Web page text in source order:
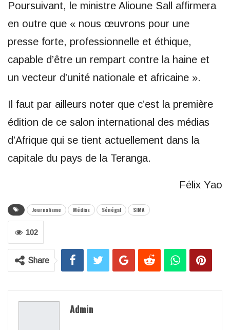
Poursuivant, le ministre Alioune Sall affirmera
en outre que « nous œuvrons pour une
presse forte, professionnelle et éthique,
capable d’être un rempart contre la haine et
un vecteur d’unité nationale et africaine ».
Il faut par ailleurs noter que c’est la première
édition de ce salon international des médias
d’Afrique qui se tient actuellement dans la
capitale du pays de la Teranga.
Félix Yao
Journalisme Médias Sénégal SIMA
102
Share
Admin